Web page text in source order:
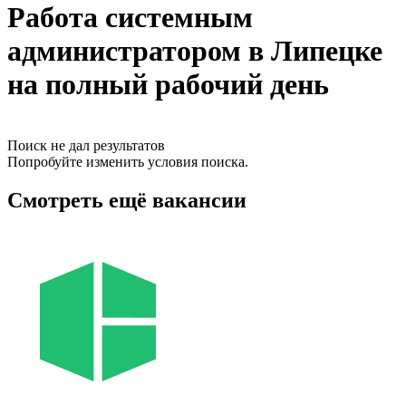
Работа системным
администратором в Липецке
на полный рабочий день
Поиск не дал результатов
Попробуйте изменить условия поиска.
Смотреть ещё вакансии